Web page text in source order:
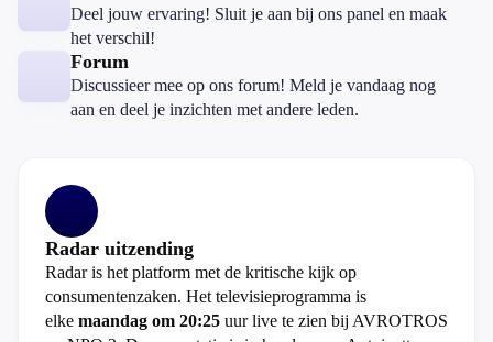
Deel jouw ervaring! Sluit je aan bij ons panel en maak
het verschil!
Forum
Discussieer mee op ons forum! Meld je vandaag nog
aan en deel je inzichten met andere leden.
Radar uitzending
Radar is het platform met de kritische kijk op
consumentenzaken. Het televisieprogramma is
elke maandag om 20:25 uur live te zien bij AVROTROS